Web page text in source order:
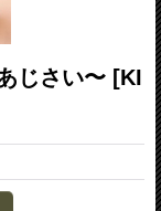
じさい〜 [KI